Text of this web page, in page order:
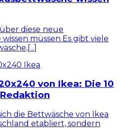
über diese neue
müssen Es gibt viele
von Ikea: Die 10
die Bettwäsche von Ikea
etabliert, sondern